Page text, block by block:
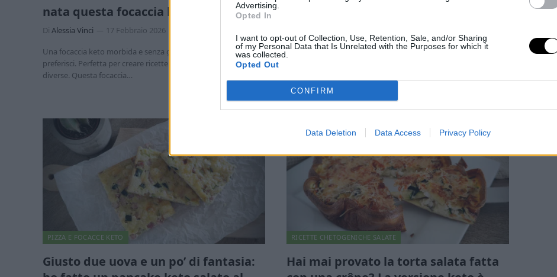
Advertising.
Opted In
I want to opt-out of Collection, Use, Retention, Sale, and/or Sharing
of my Personal Data that Is Unrelated with the Purposes for which it
was collected.
Opted Out
CONFIRM
Data Deletion Data Access Privacy Policy
nata questa focaccia keto pazzesca
Di Alessia Vinci 17 Febbraio 2026
Una focaccia keto morbida e senza glutine da farcire come
preferisci. Perfetta per creare ricette chetogeniche sempre
diverse. Questa focaccia…
Di Alessia Vinci 14 Novembre 2025
4 min lettura
della giornata in qualcosa di speciale. Questa focaccia keto fatta
in…
PIZZA E FOCACCE KETO
Giusto due uova e un po’ di fantasia:
RICETTE CHETOGENICHE SALATE
Hai mai provato la torta salata fatta